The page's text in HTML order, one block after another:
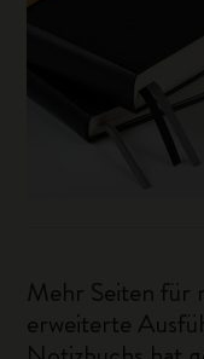
Mehr Seiten für
erweiterte